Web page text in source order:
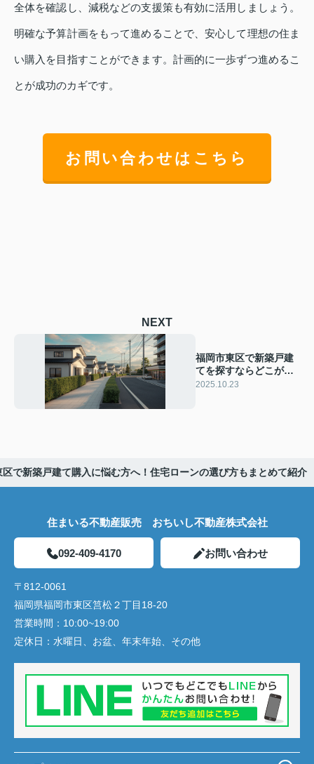
全体を確認し、減税などの支援策も有効に活用しましょう。
明確な予算計画をもって進めることで、安心して理想の住ま
い購入を目指すことができます。計画的に一歩ずつ進めるこ
とが成功のカギです。
お問い合わせはこちら
NEXT
福岡市東区で新築戸建
てを探すならどこが人
気エリア？ファミリー
2025.10.23
区で新築戸建て購入に悩む方へ！住宅ローンの選び方もまとめて紹介
住まいる不動産販売 おちいし不動産株式会社
092-409-4170 お問い合わせ
〒812-0061
福岡県福岡市東区筥松２丁目18-20
営業時間： 10:00~19:00
定休日： 水曜日、お盆、年末年始、その他